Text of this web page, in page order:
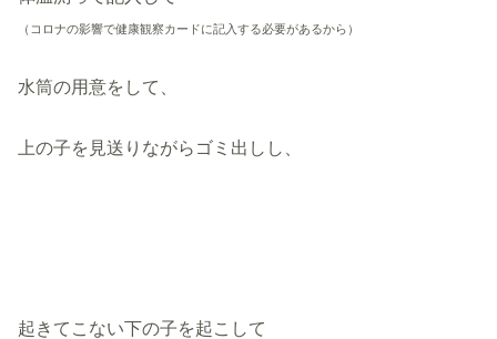
（コロナの影響で健康観察カードに記入する必要があるから）
水筒の用意をして、
上の子を見送りながらゴミ出しし、
起きてこない下の子を起こして